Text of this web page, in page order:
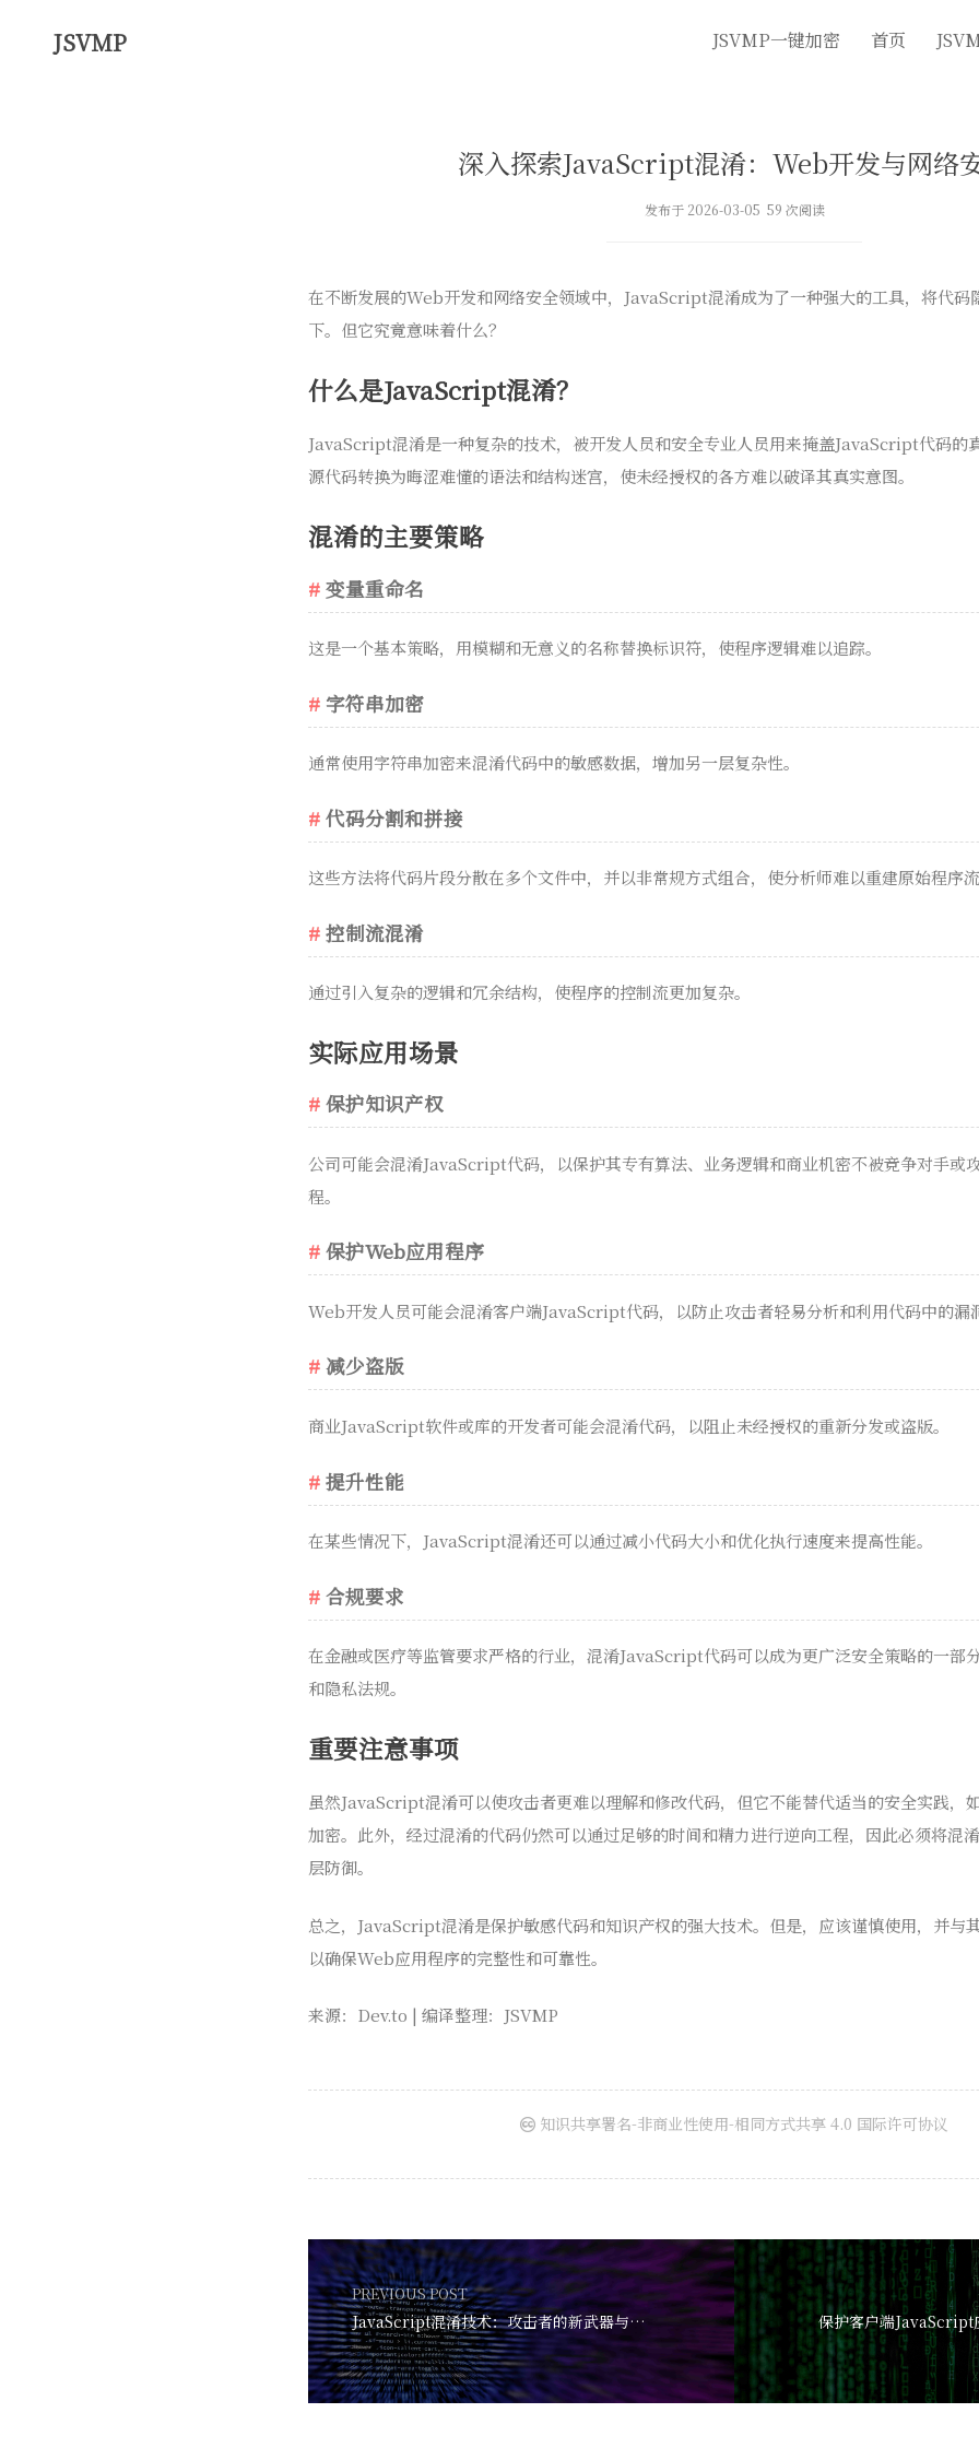
JSVMP JSVMP一键加密 首页
深入探索JavaScript混淆：Web开发与网络
发布于 2026-03-05 59 次阅读
在不断发展的Web开发和网络安全领域中，JavaScript混淆成为了一种强大的工具，将代码
下。但它究竟意味着什么？
什么是JavaScript混淆？
JavaScript混淆是一种复杂的技术，被开发人员和安全专业人员用来掩盖JavaScript代码的
源代码转换为晦涩难懂的语法和结构迷宫，使未经授权的各方难以破译其真实意图。
混淆的主要策略
变量重命名
这是一个基本策略，用模糊和无意义的名称替换标识符，使程序逻辑难以追踪。
字符串加密
通常使用字符串加密来混淆代码中的敏感数据，增加另一层复杂性。
代码分割和拼接
这些方法将代码片段分散在多个文件中，并以非常规方式组合，使分析师难以重建原始程序
控制流混淆
通过引入复杂的逻辑和冗余结构，使程序的控制流更加复杂。
实际应用场景
保护知识产权
公司可能会混淆JavaScript代码，以保护其专有算法、业务逻辑和商业机密不被竞争对手或
程。
保护Web应用程序
Web开发人员可能会混淆客户端JavaScript代码，以防止攻击者轻易分析和利用代码中的漏
减少盗版
商业JavaScript软件或库的开发者可能会混淆代码，以阻止未经授权的重新分发或盗版。
提升性能
在某些情况下，JavaScript混淆还可以通过减小代码大小和优化执行速度来提高性能。
合规要求
在金融或医疗等监管要求严格的行业，混淆JavaScript代码可以成为更广泛安全策略的一部
和隐私法规。
重要注意事项
虽然JavaScript混淆可以使攻击者更难以理解和修改代码，但它不能替代适当的安全实践，
加密。此外，经过混淆的代码仍然可以通过足够的时间和精力进行逆向工程，因此必须将混
层防御。
总之，JavaScript混淆是保护敏感代码和知识产权的强大技术。但是，应该谨慎使用，并与
以确保Web应用程序的完整性和可靠性。
来源：Dev.to | 编译整理：JSVMP
知识共享署名-非商业性使用-相同方式共享 4.0 国际许可协议
PREVIOUS POST
JavaScript混淆技术：攻击者的新武器与防御策略